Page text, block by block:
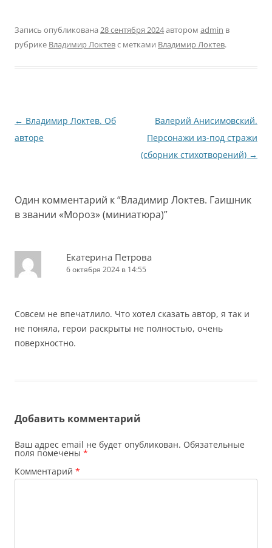
Запись опубликована 28 сентября 2024автором admin в
рубрике Владимир Локтевс метками Владимир Локтев.
Навигация
по
← Владимир Локтев. Об
авторе
Валерий Анисимовский.
Персонажи из-под стражи
(сборник стихотворений) →
Один комментарий к “Владимир Локтев. Гаишник
в звании «Мороз» (миниатюра)”
Екатерина Петрова
6 октября 2024 в 14:55
Совсем не впечатлило. Что хотел сказать автор, я так и
не поняла, герои раскрыты не полностью, очень
поверхностно.
Добавить комментарий
Ваш адрес email не будет опубликован. Обязательные
поля помечены *
Комментарий *